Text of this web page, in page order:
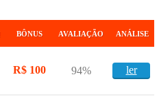
BÔNUS AVALIAÇÃO ANÁLISE
R$ 100 94% ler